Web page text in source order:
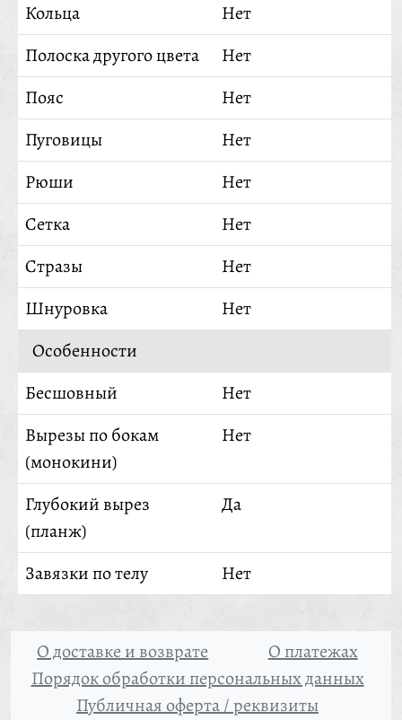
Кольца
Нет
Полоска другого цвета
Нет
Пояс
Нет
Пуговицы
Нет
Рюши
Нет
Сетка
Нет
Стразы
Нет
Шнуровка
Нет
Особенности
Бесшовный
Нет
Вырезы по бокам
(монокини)
Нет
Глубокий вырез
(планж)
Да
Завязки по телу Нет
О доставке и возврате
О платежах
Порядок обработки персональных данных
Публичная оферта / реквизиты